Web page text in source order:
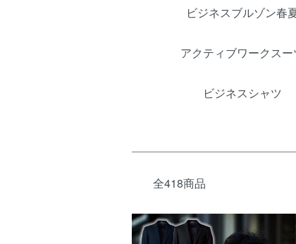
グループ一覧ビジネスブルゾン春
アクティブワークスー
ビジネスシャツ
全418商品